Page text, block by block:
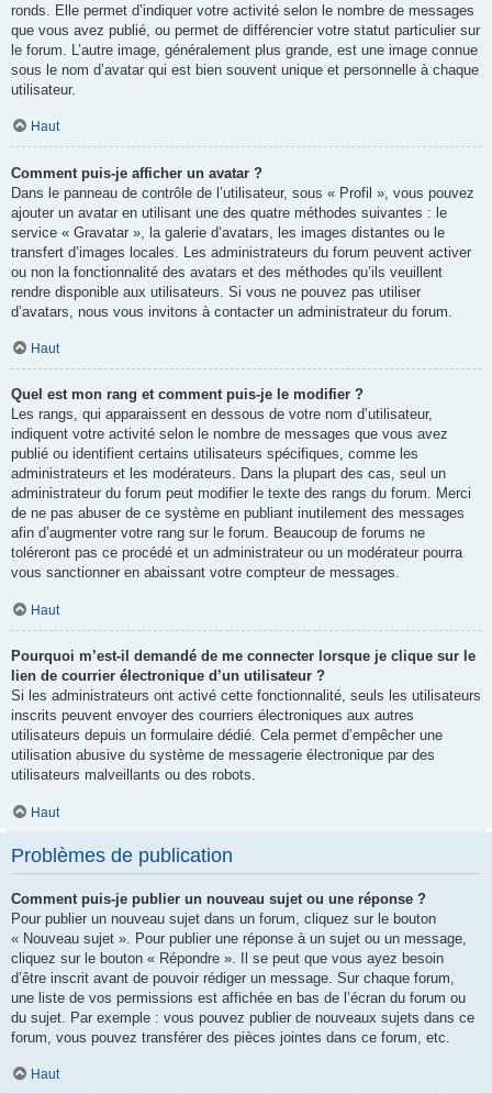
ronds. Elle permet d’indiquer votre activité selon le nombre de messages
que vous avez publié, ou permet de différencier votre statut particulier sur
le forum. L’autre image, généralement plus grande, est une image connue
sous le nom d’avatar qui est bien souvent unique et personnelle à chaque
utilisateur.
Haut
Comment puis-je afficher un avatar ?
Dans le panneau de contrôle de l’utilisateur, sous « Profil », vous pouvez
ajouter un avatar en utilisant une des quatre méthodes suivantes : le
service « Gravatar », la galerie d’avatars, les images distantes ou le
transfert d’images locales. Les administrateurs du forum peuvent activer
ou non la fonctionnalité des avatars et des méthodes qu’ils veuillent
rendre disponible aux utilisateurs. Si vous ne pouvez pas utiliser
d’avatars, nous vous invitons à contacter un administrateur du forum.
Haut
Quel est mon rang et comment puis-je le modifier ?
Les rangs, qui apparaissent en dessous de votre nom d’utilisateur,
indiquent votre activité selon le nombre de messages que vous avez
publié ou identifient certains utilisateurs spécifiques, comme les
administrateurs et les modérateurs. Dans la plupart des cas, seul un
administrateur du forum peut modifier le texte des rangs du forum. Merci
de ne pas abuser de ce système en publiant inutilement des messages
afin d’augmenter votre rang sur le forum. Beaucoup de forums ne
toléreront pas ce procédé et un administrateur ou un modérateur pourra
vous sanctionner en abaissant votre compteur de messages.
Haut
Pourquoi m’est-il demandé de me connecter lorsque je clique sur le
lien de courrier électronique d’un utilisateur ?
Si les administrateurs ont activé cette fonctionnalité, seuls les utilisateurs
inscrits peuvent envoyer des courriers électroniques aux autres
utilisateurs depuis un formulaire dédié. Cela permet d’empêcher une
utilisation abusive du système de messagerie électronique par des
utilisateurs malveillants ou des robots.
Haut
Problèmes de publication
Comment puis-je publier un nouveau sujet ou une réponse ?
Pour publier un nouveau sujet dans un forum, cliquez sur le bouton
« Nouveau sujet ». Pour publier une réponse à un sujet ou un message,
cliquez sur le bouton « Répondre ». Il se peut que vous ayez besoin
d’être inscrit avant de pouvoir rédiger un message. Sur chaque forum,
une liste de vos permissions est affichée en bas de l’écran du forum ou
du sujet. Par exemple : vous pouvez publier de nouveaux sujets dans ce
forum, vous pouvez transférer des pièces jointes dans ce forum, etc.
Haut